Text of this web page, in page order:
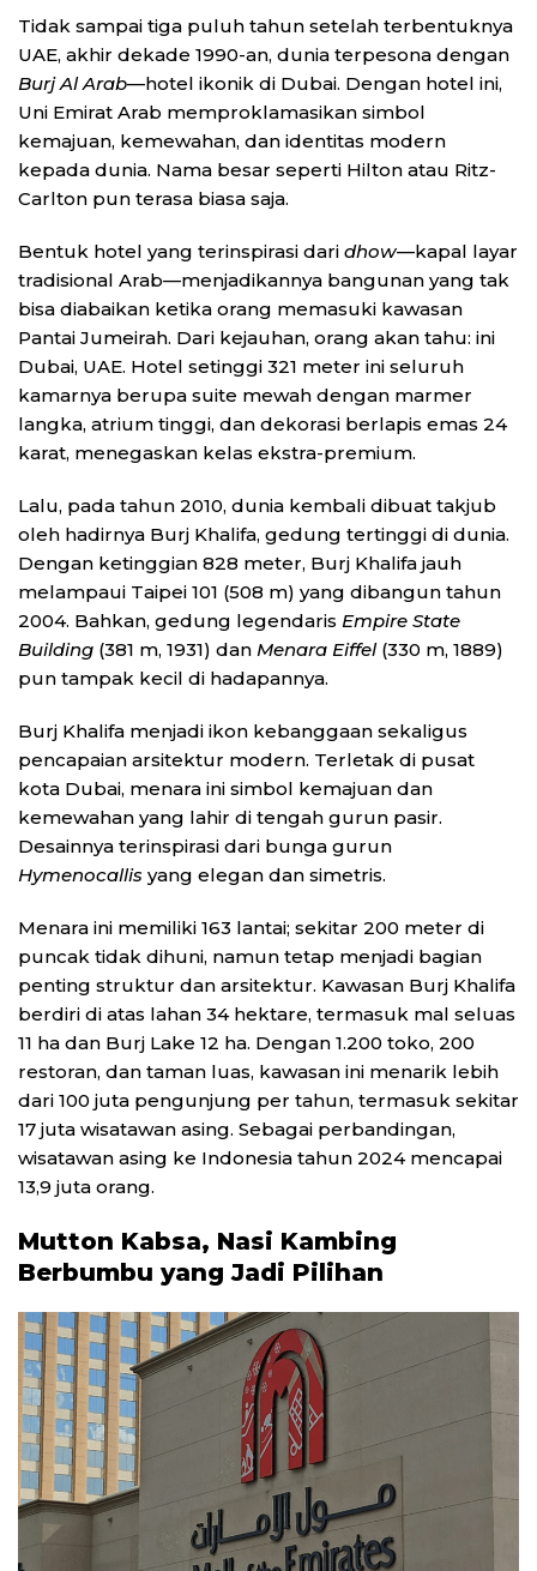
Tidak sampai tiga puluh tahun setelah terbentuknya
UAE, akhir dekade 1990-an, dunia terpesona dengan
Burj Al Arab—hotel ikonik di Dubai. Dengan hotel ini,
Uni Emirat Arab memproklamasikan simbol
kemajuan, kemewahan, dan identitas modern
kepada dunia. Nama besar seperti Hilton atau Ritz-
Carlton pun terasa biasa saja.
Bentuk hotel yang terinspirasi dari dhow—kapal layar
tradisional Arab—menjadikannya bangunan yang tak
bisa diabaikan ketika orang memasuki kawasan
Pantai Jumeirah. Dari kejauhan, orang akan tahu: ini
Dubai, UAE. Hotel setinggi 321 meter ini seluruh
kamarnya berupa suite mewah dengan marmer
langka, atrium tinggi, dan dekorasi berlapis emas 24
karat, menegaskan kelas ekstra-premium.
Lalu, pada tahun 2010, dunia kembali dibuat takjub
oleh hadirnya Burj Khalifa, gedung tertinggi di dunia.
Dengan ketinggian 828 meter, Burj Khalifa jauh
melampaui Taipei 101 (508 m) yang dibangun tahun
2004. Bahkan, gedung legendaris Empire State
Building (381 m, 1931) dan Menara Eiffel(330 m, 1889)
pun tampak kecil di hadapannya.
Burj Khalifa menjadi ikon kebanggaan sekaligus
pencapaian arsitektur modern. Terletak di pusat
kota Dubai, menara ini simbol kemajuan dan
kemewahan yang lahir di tengah gurun pasir.
Desainnya terinspirasi dari bunga gurun
Hymenocallis yang elegan dan simetris.
Menara ini memiliki 163 lantai; sekitar 200 meter di
puncak tidak dihuni, namun tetap menjadi bagian
penting struktur dan arsitektur. Kawasan Burj Khalifa
berdiri di atas lahan 34 hektare, termasuk mal seluas
11 ha dan Burj Lake 12 ha. Dengan 1.200 toko, 200
restoran, dan taman luas, kawasan ini menarik lebih
dari 100 juta pengunjung per tahun, termasuk sekitar
17 juta wisatawan asing. Sebagai perbandingan,
wisatawan asing ke Indonesia tahun 2024 mencapai
13,9 juta orang.
Mutton Kabsa, Nasi Kambing
Berbumbu yang Jadi Pilihan